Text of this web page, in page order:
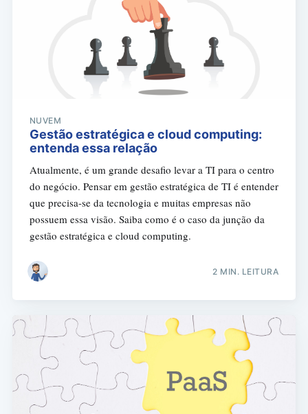
NUVEM
Gestão estratégica e cloud computing:
entenda essa relação
Atualmente, é um grande desafio levar a TI para o centro
do negócio. Pensar em gestão estratégica de TI é entender
que precisa-se da tecnologia e muitas empresas não
possuem essa visão. Saiba como é o caso da junção da
gestão estratégica e cloud computing.
2 MIN. LEITURA